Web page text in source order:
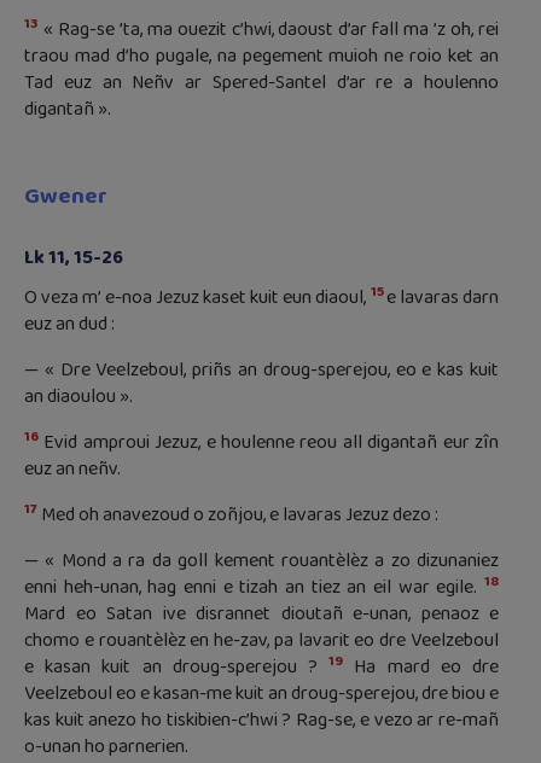
13 « Rag-se ’ta, ma ouezit c’hwi, daoust d’ar fall ma ’z oh, rei
traou mad d’ho pugale, na pegement muioh ne roio ket an
Tad euz an Neñv ar Spered-Santel d’ar re a houlenno
digantañ ».
Gwener
Lk 11, 15-26
O veza m’ e-noa Jezuz kaset kuit eun diaoul, 15e lavaras darn
euz an dud :
— « Dre Veelzeboul, priñs an droug-sperejou, eo e kas kuit
an diaoulou ».
16 Evid amproui Jezuz, e houlenne reou all digantañ eur zîn
euz an neñv.
17 Med oh anavezoud o zoñjou, e lavaras Jezuz dezo :
— « Mond a ra da goll kement rouantèlèz a zo dizunaniez
enni heh-unan, hag enni e tizah an tiez an eil war egile. 18
Mard eo Satan ive disrannet dioutañ e-unan, penaoz e
chomo e rouantèlèz en he-zav, pa lavarit eo dre Veelzeboul
e kasan kuit an droug-sperejou ?19 Ha mard eo dre
Veelzeboul eo e kasan-me kuit an droug-sperejou, dre biou e
kas kuit anezo ho tiskibien-c’hwi ? Rag-se, e vezo ar re-mañ
o-unan ho parnerien.